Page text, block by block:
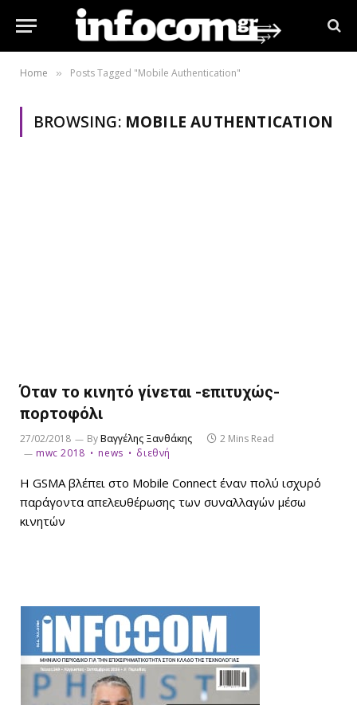
Home » Posts Tagged "Mobile Authentication"
BROWSING: MOBILE AUTHENTICATION
Όταν το κινητό γίνεται -επιτυχώς-
πορτοφόλι
27/02/2018 ByΒαγγέλης Ξανθάκης
2 Mins Read
mwc 2018
news διεθνή
Η GSMA βλέπει στο Mobile Connect έναν πολύ ισχυρό
παράγοντα απελευθέρωσης των συναλλαγών μέσω
κινητών